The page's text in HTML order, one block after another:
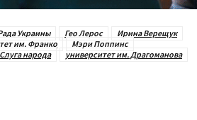
Украины Гео Лерос
Ирина Верещук
им. Франко
Мэри Поппинс
Слуга народа
университет им. Драгоманова